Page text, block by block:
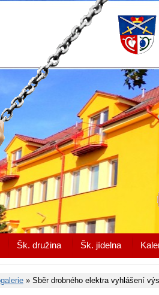
Šk. družina Šk. jídelna
» Sběr drobného elektra vyhlášení